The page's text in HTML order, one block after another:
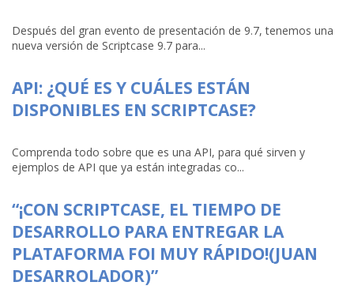
Después del gran evento de presentación de 9.7, tenemos una
nueva versión de Scriptcase 9.7 para...
API: ¿QUÉ ES Y CUÁLES ESTÁN
DISPONIBLES EN SCRIPTCASE?
Comprenda todo sobre que es una API, para qué sirven y
ejemplos de API que ya están integradas co...
“¡CON SCRIPTCASE, EL TIEMPO DE
DESARROLLO PARA ENTREGAR LA
PLATAFORMA FOI MUY RÁPIDO!(JUAN
DESARROLADOR)”